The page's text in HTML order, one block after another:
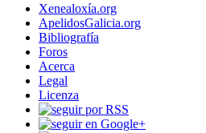
Xenealoxía.org
ApelidosGalicia.org
Bibliografía
Foros
Acerca
Legal
Licenza